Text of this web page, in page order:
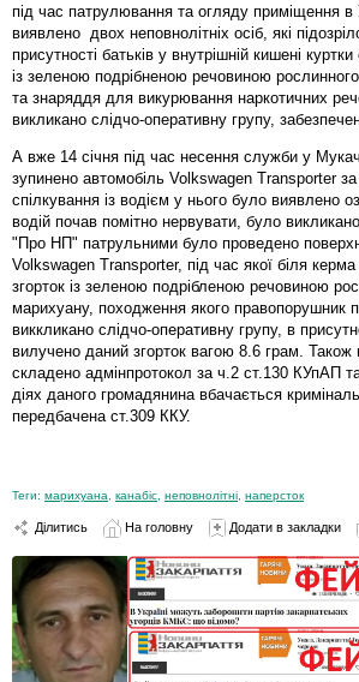
під час патрулювання та огляду приміщення
виявлено двох неповнолітніх осіб, які
присутності батьків у внутрішній кишені
із зеленою подрібненою речовиною
та знаряддя для викурювання наркотичних
викликано слідчо-оперативну групу,
А вже 14 січня під час несення служби у
зупинено автомобіль Volkswagen Transporter
спілкування із водієм у нього було виявлено
водій почав помітно нервувати, було
"Про НП" патрульними було проведено
Volkswagen Transporter, під час якої біля
згорток із зеленою подрібленою речовиною
марихуану, походження якого правопорушник
виккликано слідчо-оперативну групу, в
вилучено даний згорток вагою 8.6 грам.
складено адмінпротокол за ч.2 ст.130 КУпАП
діях даного громадянина вбачається
передбачена ст.309 ККУ.
Теги: марихуана канабіс неповнолітні наперсток
Ділитись На головну Додати в закладки